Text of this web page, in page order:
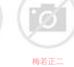
梅若正二